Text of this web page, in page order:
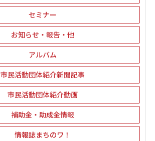
セミナー
お知らせ・報告・他
アルバム
市民活動団体紹介新聞記事
市民活動団体紹介動画
補助金・助成金情報
情報誌まちのワ！